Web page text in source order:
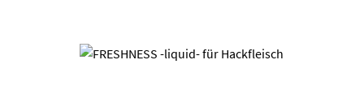
Skip image gallery